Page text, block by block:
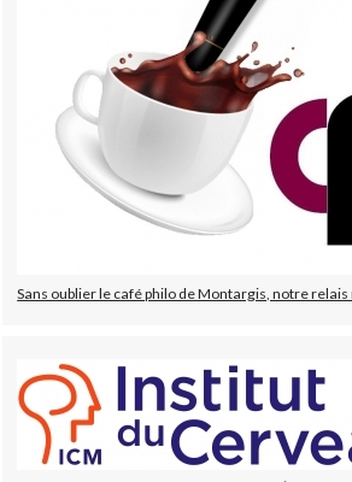
Sans oublier le café philo de Montargis, notre